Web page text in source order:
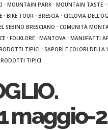
· MOUNTAIN PARK · MOUNTAIN TASTE ·
· BIKE TOUR · BRESCIA · CICLOVIA
SEBINO BRESCIANO · COMUNITÀ
· FOLKLORE · MANTOVA · MANUFATTI
TIPICI · SAPORI E COLORI DELLA
TIPICI
maggio-